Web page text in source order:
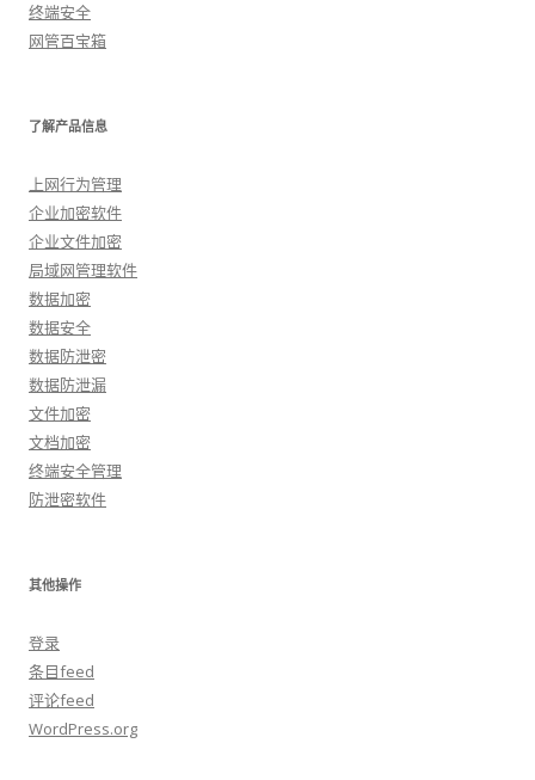
终端安全
网管百宝箱
了解产品信息
上网行为管理
企业加密软件
企业文件加密
局域网管理软件
数据加密
数据安全
数据防泄密
数据防泄漏
文件加密
文档加密
终端安全管理
防泄密软件
其他操作
登录
条目feed
评论feed
WordPress.org